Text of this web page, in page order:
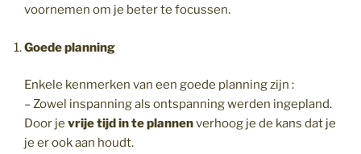
voornemen om je beter te focussen.
Goede planning
Enkele kenmerken van een goede planning zijn :
– Zowel inspanning als ontspanning werden ingepland.
Door je vrije tijd in te plannenverhoog je de kans dat je
je er ook aan houdt.